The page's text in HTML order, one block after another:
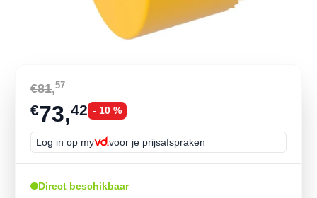
€81,57
€73,42 - 10 %
Log in op my voor je prijsafspraken
Direct beschikbaar